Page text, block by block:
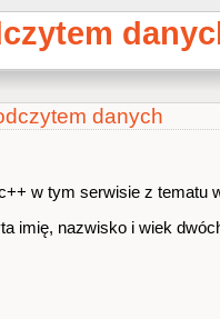
danych
w tym serwisie z
imię, nazwisko i wiek